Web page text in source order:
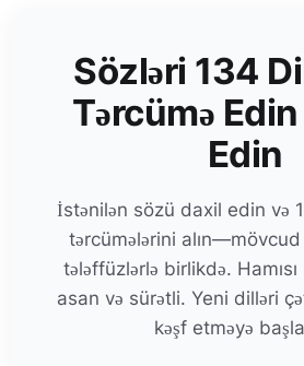
Sözləri 134
Tərcümə Edin
Edin
İstənilən sözü daxil edin və
tərcümələrini
tələffüzlərlə birlikdə.
asan və sürətli. Yeni dilləri
kəşf etməyə